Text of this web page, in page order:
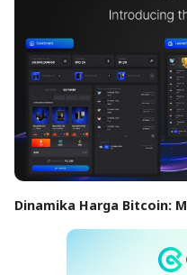
Dinamika Harga Bitcoin: